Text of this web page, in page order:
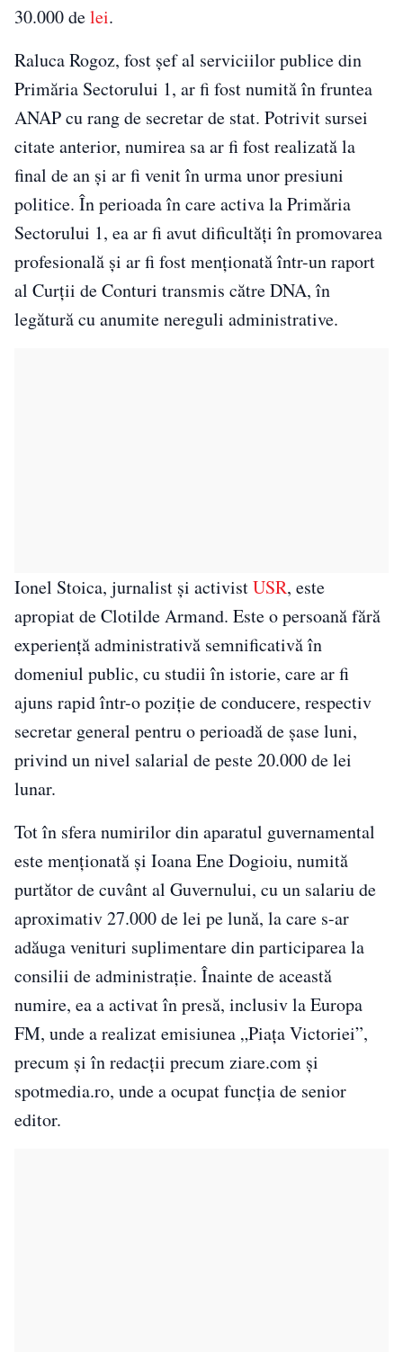
30.000 delei.
Raluca Rogoz, fost șef al serviciilor publice din
Primăria Sectorului 1, ar fi fost numită în fruntea
ANAP cu rang de secretar de stat. Potrivit sursei
citate anterior, numirea sa ar fi fost realizată la
final de an și ar fi venit în urma unor presiuni
politice. În perioada în care activa la Primăria
Sectorului 1, ea ar fi avut dificultăți în promovarea
profesională și ar fi fost menționată într-un raport
al Curții de Conturi transmis către DNA, în
legătură cu anumite nereguli administrative.
Ionel Stoica, jurnalist și activistUSR, este
apropiat de Clotilde Armand. Este o persoană fără
experiență administrativă semnificativă în
domeniul public, cu studii în istorie, care ar fi
ajuns rapid într-o poziție de conducere, respectiv
secretar general pentru o perioadă de șase luni,
privind un nivel salarial de peste 20.000 de lei
lunar.
Tot în sfera numirilor din aparatul guvernamental
este menționată și Ioana Ene Dogioiu, numită
purtător de cuvânt al Guvernului, cu un salariu de
aproximativ 27.000 de lei pe lună, la care s-ar
adăuga venituri suplimentare din participarea la
consilii de administrație. Înainte de această
numire, ea a activat în presă, inclusiv la Europa
FM, unde a realizat emisiunea „Piața Victoriei”,
precum și în redacții precum ziare.com și
spotmedia.ro, unde a ocupat funcția de senior
editor.